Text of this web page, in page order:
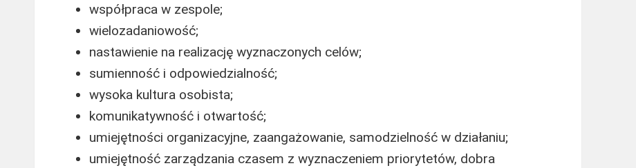
współpraca w zespole;
wielozadaniowość;
nastawienie na realizację wyznaczonych celów;
sumienność i odpowiedzialność;
wysoka kultura osobista;
komunikatywność i otwartość;
umiejętności organizacyjne, zaangażowanie, samodzielność w działaniu;
umiejętność zarządzania czasem z wyznaczeniem priorytetów, dobra